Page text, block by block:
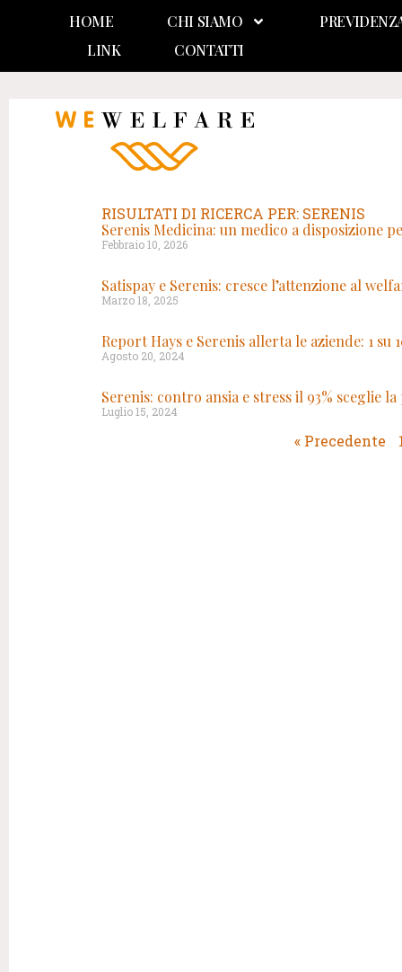
HOME CHI SIAMO
LINK
CONTATTI
RISULTATI DI RICERCA PER: SERENIS
Serenis Medicina: un medico a disposizione
Febbraio 10, 2026
Satispay e Serenis: cresce l’attenzione al
Marzo 18, 2025
Report Hays e Serenis allerta le aziende: 1
Agosto 20, 2024
Serenis: contro ansia e stress il 93% sceglie
Luglio 15, 2024
« Precedente